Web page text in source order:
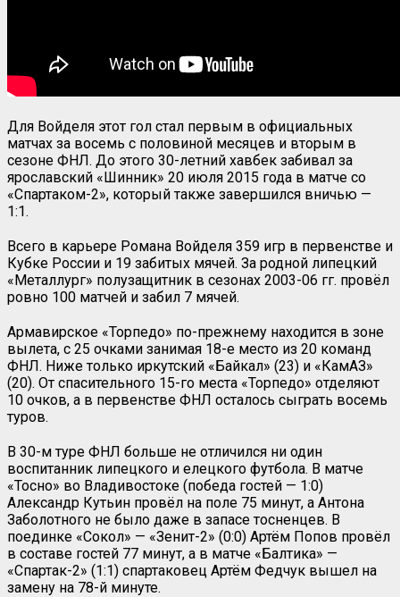
Для Войделя этот гол стал первым в официальных
матчах за восемь с половиной месяцев и вторым в
сезоне ФНЛ. До этого 30-летний хавбек забивал за
ярославский «Шинник» 20 июля 2015 года в матче со
«Спартаком-2», который также завершился вничью —
1:1.
Всего в карьере Романа Войделя 359 игр в первенстве и
Кубке России и 19 забитых мячей. За родной липецкий
«Металлург» полузащитник в сезонах 2003-06 гг. провёл
ровно 100 матчей и забил 7 мячей.
Армавирское «Торпедо» по-прежнему находится в зоне
вылета, с 25 очками занимая 18-е место из 20 команд
ФНЛ. Ниже только иркутский «Байкал» (23) и «КамАЗ»
(20). От спасительного 15-го места «Торпедо» отделяют
10 очков, а в первенстве ФНЛ осталось сыграть восемь
туров.
В 30-м туре ФНЛ больше не отличился ни один
воспитанник липецкого и елецкого футбола. В матче
«Тосно» во Владивостоке (победа гостей — 1:0)
Александр Кутьин провёл на поле 75 минут, а Антона
Заболотного не было даже в запасе тосненцев. В
поединке «Сокол» — «Зенит-2» (0:0) Артём Попов провёл
в составе гостей 77 минут, а в матче «Балтика» —
«Спартак-2» (1:1) спартаковец Артём Федчук вышел на
замену на 78-й минуте.